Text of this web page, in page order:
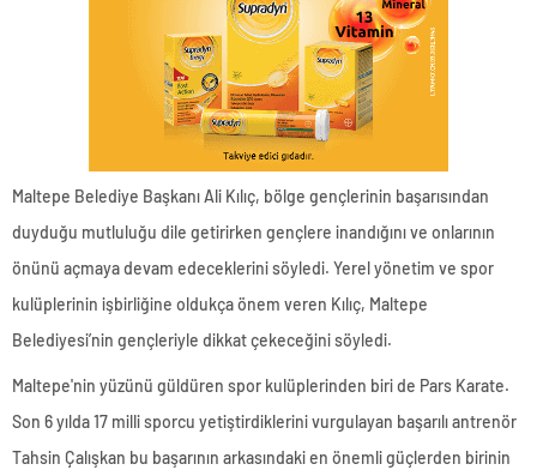
Maltepe Belediye Başkanı Ali Kılıç, bölge gençlerinin başarısından
duyduğu mutluluğu dile getirirken gençlere inandığını ve onlarının
önünü açmaya devam edeceklerini söyledi. Yerel yönetim ve spor
kulüplerinin işbirliğine oldukça önem veren Kılıç, Maltepe
Belediyesi’nin gençleriyle dikkat çekeceğini söyledi.
Maltepe'nin yüzünü güldüren spor kulüplerinden biri de Pars Karate.
Son 6 yılda 17 milli sporcu yetiştirdiklerini vurgulayan başarılı antrenör
Tahsin Çalışkan bu başarının arkasındaki en önemli güçlerden birinin